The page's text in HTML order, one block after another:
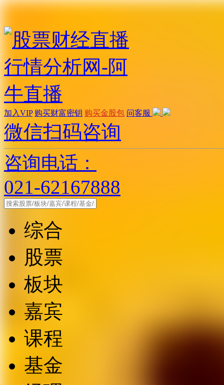
加入VIP 购买财富密钥 购买金股包 问客服
微信扫码咨询
咨询电话：
021-62167888
综合
股票
板块
嘉宾
课程
基金